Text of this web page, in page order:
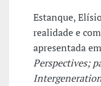
Estanque,
realidade e
apresentada em
Perspectives;